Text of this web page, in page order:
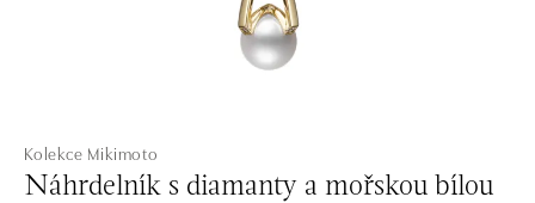
Kolekce Mikimoto
Náhrdelník s diamanty a mořskou bílou